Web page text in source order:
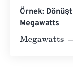
Örnek:
Megawatts
Megawatts=